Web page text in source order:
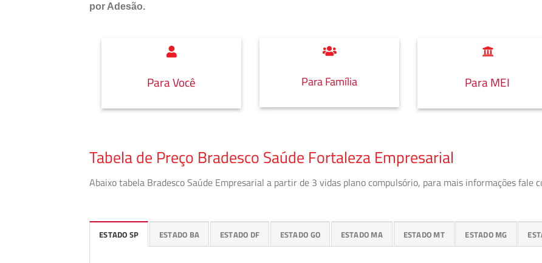
por Adesão.
Para Você Para Família Para MEI
Tabela de Preço Bradesco Saúde Fortaleza Empresarial
Abaixo tabela Bradesco Saúde Empresarial a partir de 3 vidas plano compulsório, para mais informações fale
ESTADO SP ESTADO BA ESTADO DF ESTADO GO ESTADO MA ESTADO MT ESTADO MG